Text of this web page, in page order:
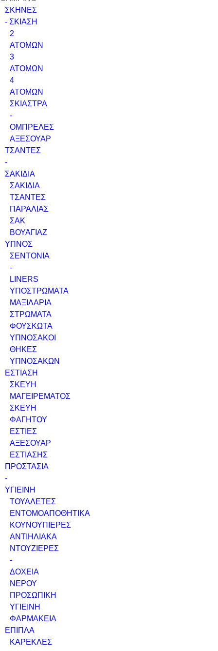
ΣΚΗΝΕΣ
- ΣΚΙΑΣΗ
2
ΑΤΟΜΩΝ
3
ΑΤΟΜΩΝ
4
ΑΤΟΜΩΝ
ΣΚΙΑΣΤΡΑ
-
ΟΜΠΡΕΛΕΣ
ΑΞΕΣΟΥΑΡ
ΤΣΑΝΤΕΣ
-
ΣΑΚΙΔΙΑ
ΣΑΚΙΔΙΑ
ΤΣΑΝΤΕΣ
ΠΑΡΑΛΙΑΣ
ΣΑΚ
ΒΟΥΑΓΙΑΖ
ΥΠΝΟΣ
ΣΕΝΤΟΝΙΑ
-
LINERS
ΥΠΟΣΤΡΩΜΑΤΑ
ΜΑΞΙΛΑΡΙΑ
ΣΤΡΩΜΑΤΑ
ΦΟΥΣΚΩΤΑ
ΥΠΝΟΣΑΚΟΙ
ΘΗΚΕΣ
ΥΠΝΟΣΑΚΩΝ
ΕΣΤΙΑΣΗ
ΣΚΕΥΗ
ΜΑΓΕΙΡΕΜΑΤΟΣ
ΣΚΕΥΗ
ΦΑΓΗΤΟΥ
ΕΣΤΙΕΣ
ΑΞΕΣΟΥΑΡ
ΕΣΤΙΑΣΗΣ
ΠΡΟΣΤΑΣΙΑ
-
ΥΓΙΕΙΝΗ
ΤΟΥΑΛΕΤΕΣ
ΕΝΤΟΜΟΑΠΟΘΗΤΙΚΑ
ΚΟΥΝΟΥΠΙΕΡΕΣ
ΑΝΤΙΗΛΙΑΚΑ
ΝΤΟΥΖΙΕΡΕΣ
-
ΔΟΧΕΙΑ
ΝΕΡΟΥ
ΠΡΟΣΩΠΙΚΗ
ΥΓΙΕΙΝΗ
ΦΑΡΜΑΚΕΙΑ
ΕΠΙΠΛΑ
ΚΑΡΕΚΛΕΣ